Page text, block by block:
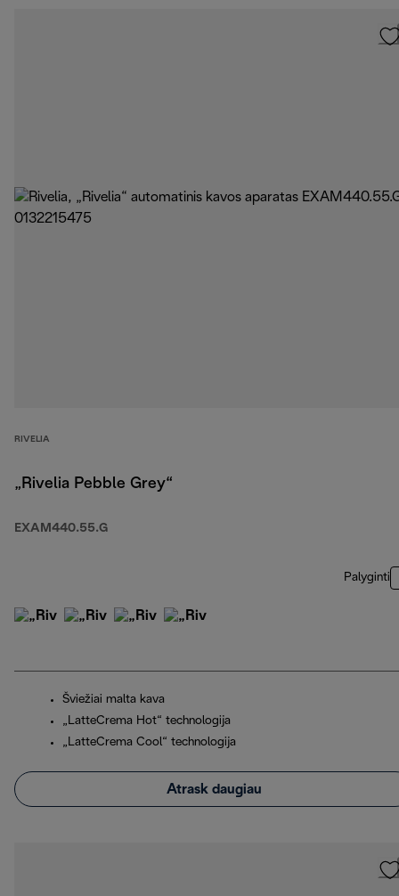
RIVELIA
„Rivelia Pebble Grey“
EXAM440.55.G
Palyginti
Šviežiai malta kava
„LatteCrema Hot“ technologija
„LatteCrema Cool“ technologija
Atrask daugiau